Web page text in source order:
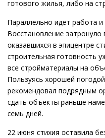
готового жилья, либо на
Параллельно идет работа
Восстановление
оказавшихся в эпицентре
строительная готовность
все стройматериалы на
Пользуясь хорошей
рекомендовал подрядным
сдать объекты раньше
семь дней.
22 июня стихия оставила